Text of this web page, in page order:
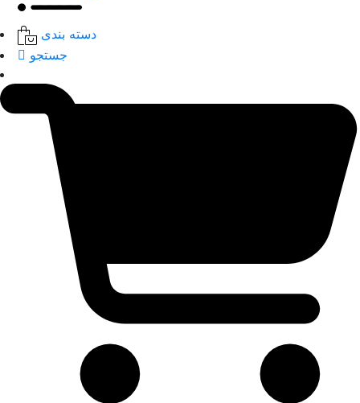
دسته بندی
جستجو